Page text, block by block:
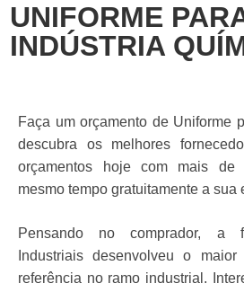
UNIFORME
INDÚSTRIA
Faça um orçamento de Uniforme
descubra os melhores
orçamentos hoje com mais de
mesmo tempo gratuitamente a sua
Pensando no comprador, a
Industriais desenvolveu o
referência no ramo industrial.